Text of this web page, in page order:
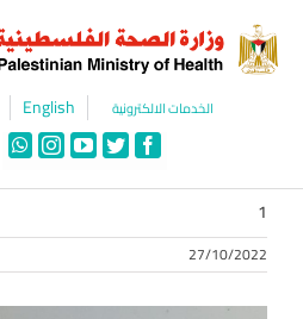
content
الخدمات الالكترونية English
Facebook
Twitter
YouTube
1
27/10/2022